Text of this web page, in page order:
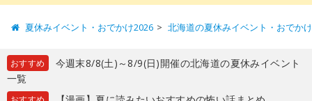
夏休みイベント・おでかけ2026 北海道の夏休みイベント・おでか
おすすめ
今週末8/8(土)～8/9(日)開催の北海道の夏休みイベント
一覧